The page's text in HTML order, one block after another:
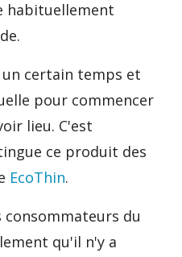
habituellement
un certain temps et
pour commencer
lieu. C'est
ce produit des
EcoThin.
consommateurs du
qu'il n'y a